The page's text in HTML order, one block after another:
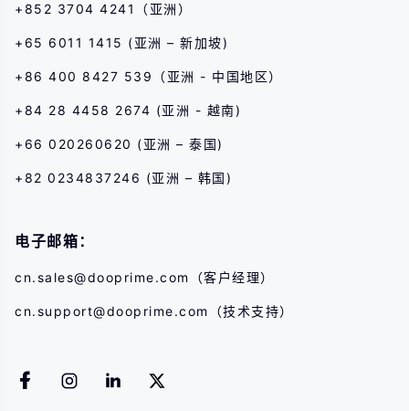
+852 3704 4241（亚洲）
+65 6011 1415 (亚洲 – 新加坡)
+86 400 8427 539（亚洲 - 中国地区）
+84 28 4458 2674 (亚洲 - 越南)
+66 020260620 (亚洲 – 泰国)
+82 0234837246 (亚洲 – 韩国)
电子邮箱：
cn.sales@dooprime.com （客户经理）
cn.support@dooprime.com （技术支持）